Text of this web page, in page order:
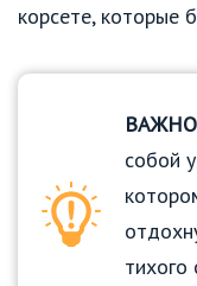
корсете, которые
собой
тихого